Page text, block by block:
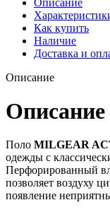
Как купить
Наличие
Доставка и
Описание
Описание
Поло MILGEAR
одежды с
Перфорированный
позволяет воздуху
появление